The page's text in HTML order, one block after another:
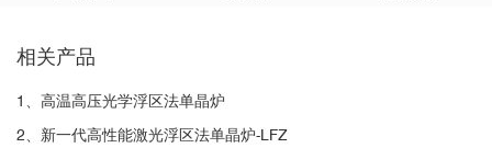
相关产品
1、高温高压光学浮区法单晶炉
2、新一代高性能激光浮区法单晶炉-LFZ